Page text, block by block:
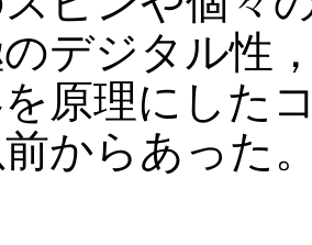
デジタル性
原理にした
からあった